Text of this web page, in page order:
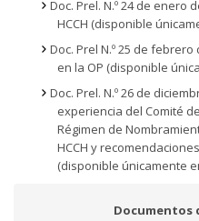
Doc. Prel. N.º 24 de enero
HCCH (disponible
Doc. Prel N.º 25 de
en la OP (disponible
Doc. Prel. N.º 26 de
experiencia del Comité
Régimen de
HCCH y
(disponible únicamente
Documentos